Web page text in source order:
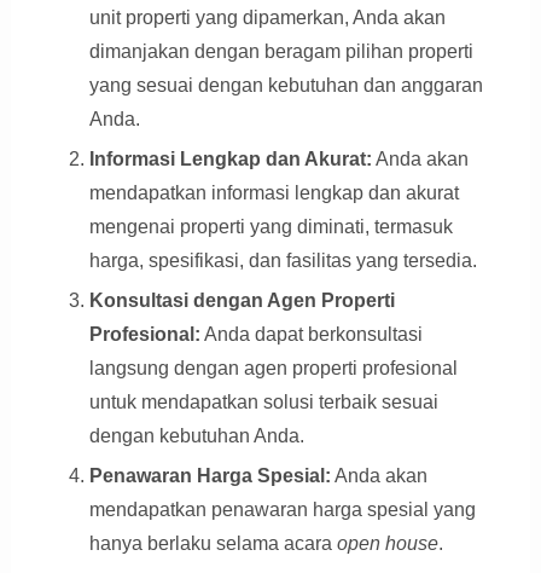
unit properti yang dipamerkan, Anda akan
dimanjakan dengan beragam pilihan properti
yang sesuai dengan kebutuhan dan anggaran
Anda.
Informasi Lengkap dan Akurat: Anda akan
mendapatkan informasi lengkap dan akurat
mengenai properti yang diminati, termasuk
harga, spesifikasi, dan fasilitas yang tersedia.
Konsultasi dengan Agen Properti
Profesional: Anda dapat berkonsultasi
langsung dengan agen properti profesional
untuk mendapatkan solusi terbaik sesuai
dengan kebutuhan Anda.
Penawaran Harga Spesial: Anda akan
mendapatkan penawaran harga spesial yang
hanya berlaku selama acara open house.